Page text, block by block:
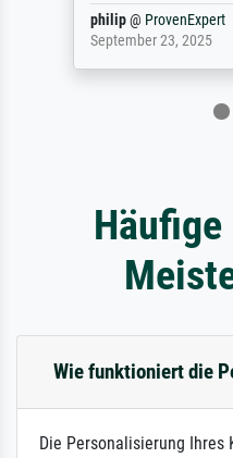
philip@ ProvenExpert
September 23, 2025
Häufige
Wie funktioniert die
Die Personalisierung